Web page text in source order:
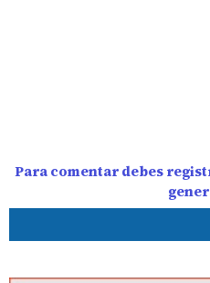
Para comentar debes